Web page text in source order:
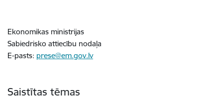
Ekonomikas ministrijas
Sabiedrisko attiecību nodaļa
E-pasts: prese@em.gov.lv
Saistītas tēmas